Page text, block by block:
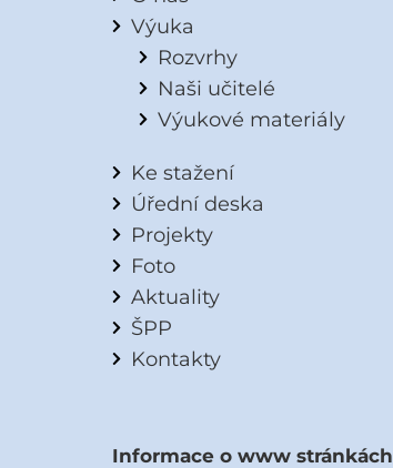
Výuka
Rozvrhy
Naši učitelé
Výukové materiály
Ke stažení
Úřední deska
Projekty
Foto
Aktuality
ŠPP
Kontakty
Informace o www stránkách